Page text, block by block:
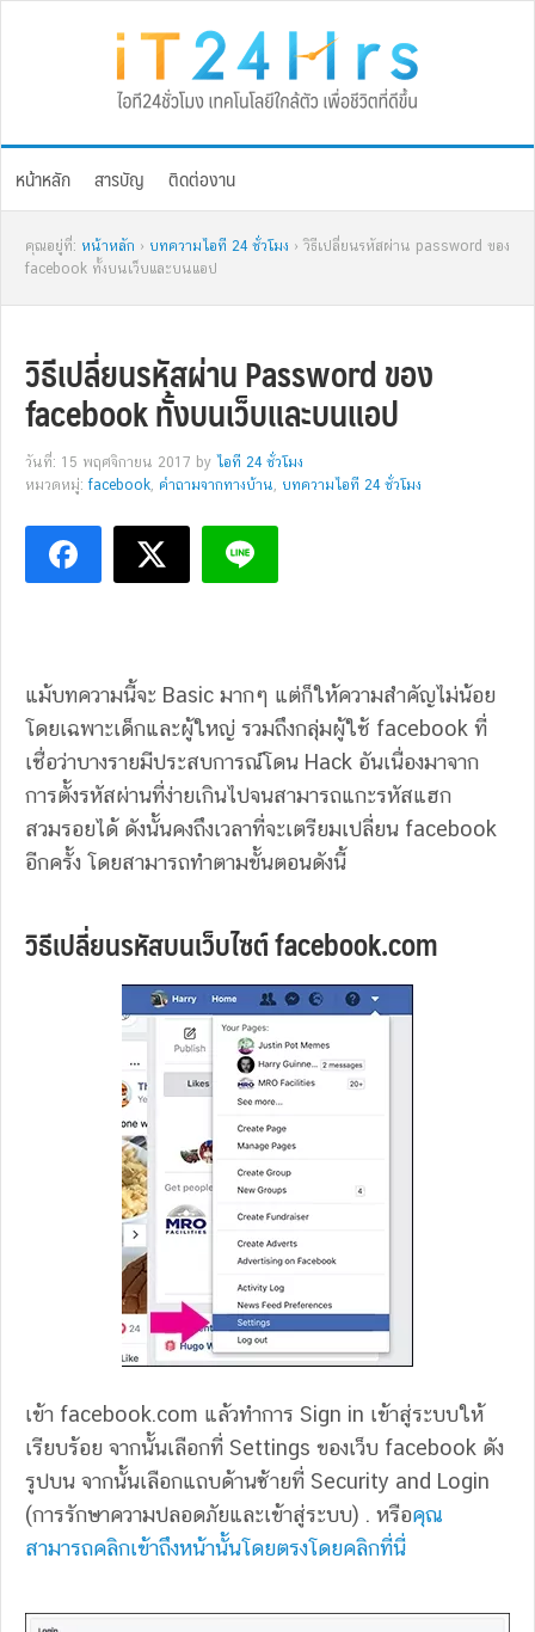
หน้าหลัก สารบัญ ติดต่องาน
คุณอยู่ที่: หน้าหลัก › บทความไอที 24 ชั่วโมง › วิธีเปลี่ยนรหัสผ่าน password ของ
facebook ทั้งบนเว็บและบนแอป
วิธีเปลี่ยนรหัสผ่าน Password ของ
facebook ทั้งบนเว็บและบนแอป
วันที่: 15 พฤศจิกายน 2017 by ไอที 24 ชั่วโมง
หมวดหมู่:facebook, คำถามจากทางบ้าน, บทความไอที 24 ชั่วโมง
แม้บทความนี้จะ Basic มากๆ แต่ก็ให้ความสำคัญไม่น้อย
โดยเฉพาะเด็กและผู้ใหญ่ รวมถึงกลุ่มผู้ใช้ facebook ที่
เชื่อว่าบางรายมีประสบการณ์โดน Hack อันเนื่องมาจาก
การตั้งรหัสผ่านที่ง่ายเกินไปจนสามารถแกะรหัสแฮก
สวมรอยได้ ดังนั้นคงถึงเวลาที่จะเตรียมเปลี่ยน facebook
อีกครั้ง โดยสามารถทำตามขั้นตอนดังนี้
วิธีเปลี่ยนรหัสบนเว็บไซต์ facebook.com
เข้า facebook.com แล้วทำการ Sign in เข้าสู่ระบบให้
เรียบร้อย จากนั้นเลือกที่ Settings ของเว็บ facebook ดัง
รูปบน จากนั้นเลือกแถบด้านซ้ายที่ Security and Login
(การรักษาความปลอดภัยและเข้าสู่ระบบ) . หรือคุณ
สามารถคลิกเข้าถึงหน้านั้นโดยตรงโดยคลิกที่นี่